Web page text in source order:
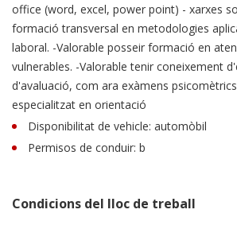
office (word, excel, power point) - xarxes
formació transversal en metodologies
laboral. -Valorable posseir formació en
vulnerables. -Valorable tenir coneixement
d'avaluació, com ara exàmens
especialitzat en orientació
Disponibilitat de vehicle: automòbil
Permisos de conduir: b
Condicions del lloc de treball